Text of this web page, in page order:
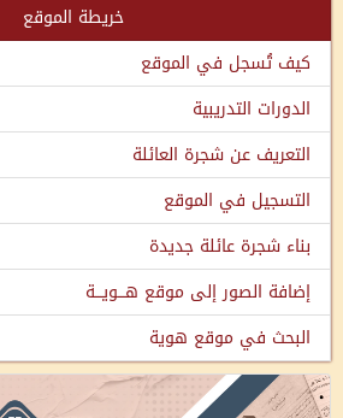
خريطة الموقع
كيف تُسجل في الموقع
الدورات التدريبية
التعريف عن شجرة العائلة
التسجيل في الموقع
بناء شجرة عائلة جديدة
إضافة الصور إلى موقع هـــويـــة
البحث في موقع هوية